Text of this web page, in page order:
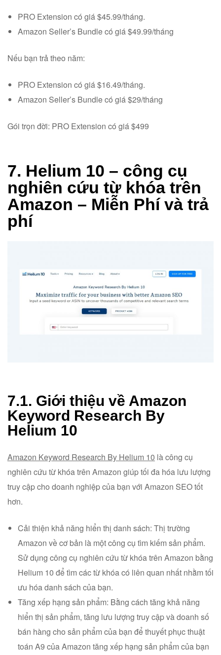
PRO Extension có giá $45.99/tháng.
Amazon Seller’s Bundle có giá $49.99/tháng
Nếu bạn trả theo năm:
PRO Extension có giá $16.49/tháng.
Amazon Seller’s Bundle có giá $29/tháng
Gói trọn đời: PRO Extension có giá $499
7. Helium 10 – công cụ
nghiên cứu từ khóa trên
Amazon – Miễn Phí và trả
phí
7.1. Giới thiệu về Amazon
Keyword Research By
Helium 10
Amazon Keyword Research By Helium 10 là công cụ
nghiên cứu từ khóa trên Amazon giúp tối đa hóa lưu lượng
truy cập cho doanh nghiệp của bạn với Amazon SEO tốt
hơn.
Cải thiện khả năng hiển thị danh sách: Thị trường
Amazon về cơ bản là một công cụ tìm kiếm sản phẩm.
Sử dụng công cụ nghiên cứu từ khóa trên Amazon bằng
Helium 10 để tìm các từ khóa có liên quan nhất nhằm tối
ưu hóa danh sách của bạn.
Tăng xếp hạng sản phẩm: Bằng cách tăng khả năng
hiển thị sản phẩm, tăng lưu lượng truy cập và doanh số
bán hàng cho sản phẩm của bạn để thuyết phục thuật
toán A9 của Amazon tăng xếp hạng sản phẩm của bạn